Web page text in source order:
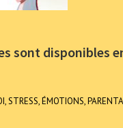
sont disponibles
STRESS, ÉMOTIONS,